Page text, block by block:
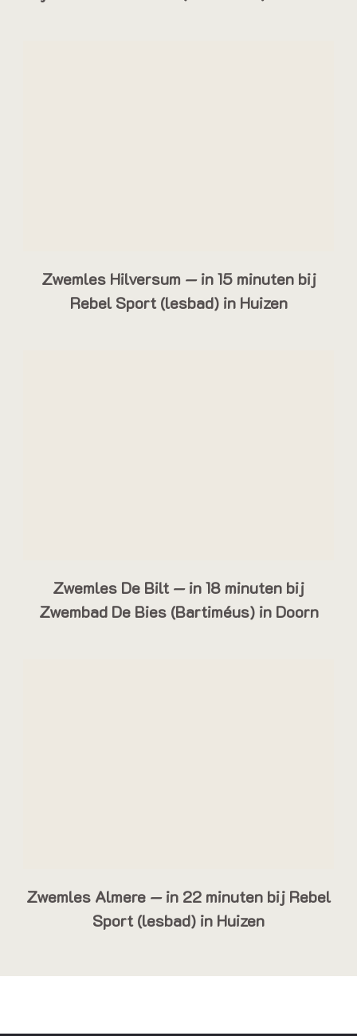
Zwemles Hilversum — in 15 minuten bij
Rebel Sport (lesbad) in Huizen
Zwemles De Bilt — in 18 minuten bij
Zwembad De Bies (Bartiméus) in Doorn
Zwemles Almere — in 22 minuten bij Rebel
Sport (lesbad) in Huizen